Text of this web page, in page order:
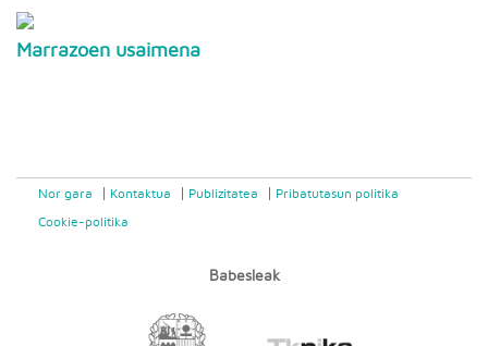
Marrazoen usaimena
Nor gara Kontaktua Publizitatea Pribatutasun politika
Cookie-politika
Babesleak